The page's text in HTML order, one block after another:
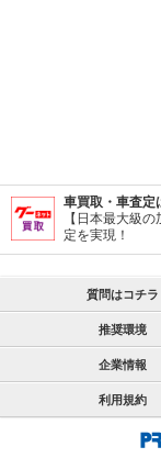
車買取・車査
【日本最大級
定を実現！
質問はコチラ
推奨環境
企業情報
利用規約